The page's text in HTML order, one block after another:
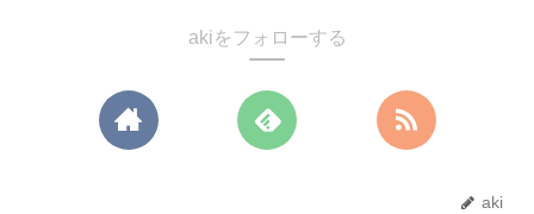
akiをフォローする
aki